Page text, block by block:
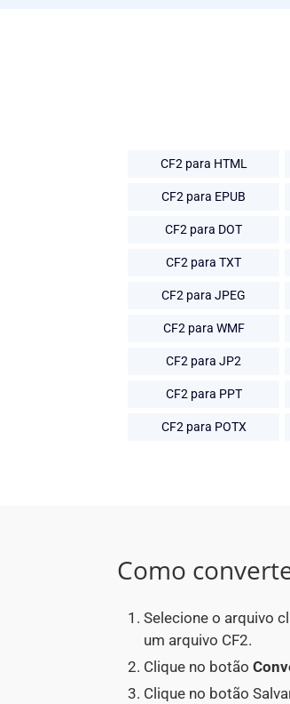
CF2 para HTML
CF2 para EPUB
CF2 para DOT
CF2 para TXT
CF2 para JPEG
CF2 para WMF
CF2 para JP2
CF2 para PPT
CF2 para POTX
Como
Selecione o arquivo
um arquivo CF2.
Clique no botão
Clique no botão